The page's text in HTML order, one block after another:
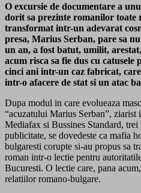
O excursie de documentare a
dorit sa prezinte romanilor toate
transformat intr-un adevarat
presa, Marius Serban, pare sa
un an, a fost batut, umilit,
acum risca sa fie dus cu catusele
cinci ani intr-un caz fabricat,
intr-o afacere de stat si un atac
Dupa modul in care evolueaza
“acuzatului Marius Serban”, ziarist
Mediafax si Bussines Standard,
publicitate, se dovedeste ca mafia
bulgaresti corupte si-au propus sa
roman intr-o lectie pentru
Bucuresti. O lectie care, pana
relatiilor romano-bulgare.